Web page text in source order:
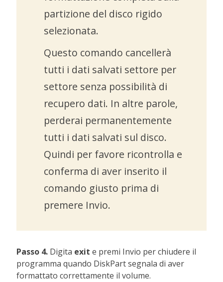
partizione del disco rigido
selezionata.
Questo comando cancellerà
tutti i dati salvati settore per
settore senza possibilità di
recupero dati. In altre parole,
perderai permanentemente
tutti i dati salvati sul disco.
Quindi per favore ricontrolla e
conferma di aver inserito il
comando giusto prima di
premere Invio.
Passo 4. Digita exit e premi Invio per chiudere il
programma quando DiskPart segnala di aver
formattato correttamente il volume.